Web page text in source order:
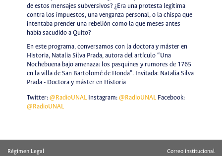
de estos mensajes subversivos? ¿Era una protesta legítima
contra los impuestos, una venganza personal, o la chispa que
intentaba prender una rebelión como la que meses antes
había sacudido a Quito?
En este programa, conversamos con la doctora y máster en
Historia, Natalia Silva Prada, autora del artículo “Una
Nochebuena bajo amenaza: los pasquines y rumores de 1765
en la villa de San Bartolomé de Honda". Invitada: Natalia Silva
Prada - Doctora y máster en Historia
Twitter: @RadioUNALInstagram: @RadioUNALFacebook:
@RadioUNAL
Régimen Legal Correo institucional